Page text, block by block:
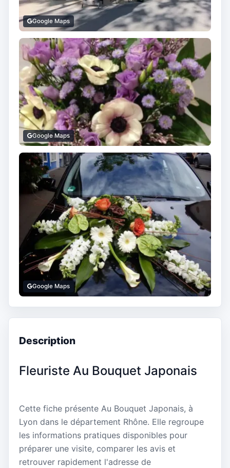
Google Maps
Google Maps
Google Maps
Description
Fleuriste Au Bouquet Japonais
Cette fiche présente Au Bouquet Japonais, à
Lyon dans le département Rhône. Elle regroupe
les informations pratiques disponibles pour
préparer une visite, comparer les avis et
retrouver rapidement l'adresse de